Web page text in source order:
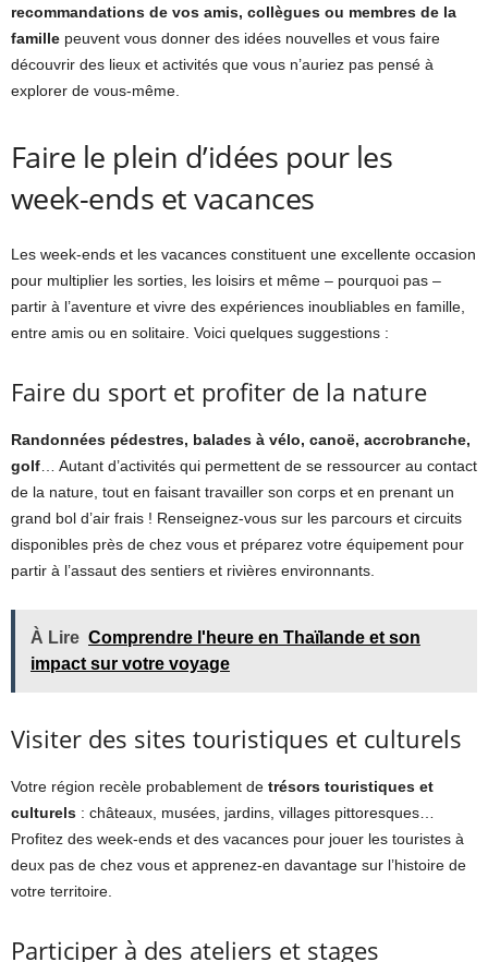
recommandations de vos amis, collègues ou membres de la
famille peuvent vous donner des idées nouvelles et vous faire
découvrir des lieux et activités que vous n’auriez pas pensé à
explorer de vous-même.
Faire le plein d’idées pour les
week-ends et vacances
Les week-ends et les vacances constituent une excellente occasion
pour multiplier les sorties, les loisirs et même – pourquoi pas –
partir à l’aventure et vivre des expériences inoubliables en famille,
entre amis ou en solitaire. Voici quelques suggestions :
Faire du sport et profiter de la nature
Randonnées pédestres, balades à vélo, canoë, accrobranche,
golf… Autant d’activités qui permettent de se ressourcer au contact
de la nature, tout en faisant travailler son corps et en prenant un
grand bol d’air frais ! Renseignez-vous sur les parcours et circuits
disponibles près de chez vous et préparez votre équipement pour
partir à l’assaut des sentiers et rivières environnants.
À Lire Comprendre l'heure en Thaïlande et son
impact sur votre voyage
Visiter des sites touristiques et culturels
Votre région recèle probablement de trésors touristiques et
culturels : châteaux, musées, jardins, villages pittoresques…
Profitez des week-ends et des vacances pour jouer les touristes à
deux pas de chez vous et apprenez-en davantage sur l’histoire de
votre territoire.
Participer à des ateliers et stages